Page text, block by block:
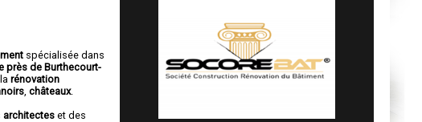
spécialisée dans
près de Burthecourt-
larénovation
,châteaux.
architectes et des